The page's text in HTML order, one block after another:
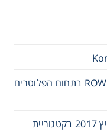
גטר החלה לייצג את המותג הגרמני ROWE בתחום הפלוטרים
חברת RISO זכתה בפרס הלהיט של קיץ 2017 בקטגוריית